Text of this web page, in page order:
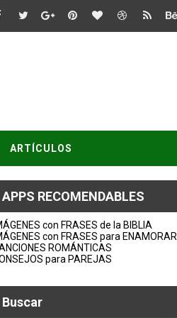
ARTÍCULOS
APPS RECOMENDABLES
con FRASES de la BIBLIA
con FRASES para ENAMORAR
ROMÁNTICAS
para PAREJAS
Buscar